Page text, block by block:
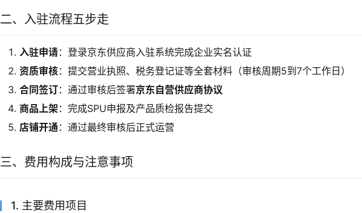
二、入驻流程五步走
入驻申请：登录京东供应商入驻系统完成企业实名认证
资质审核：提交营业执照、税务登记证等全套材料（审核周期5到7个工作日）
合同签订：通过审核后签署京东自营供应商协议
商品上架：完成SPU申报及产品质检报告提交
店铺开通：通过最终审核后正式运营
三、费用构成与注意事项
1. 主要费用项目